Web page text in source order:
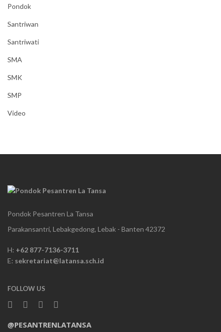
Pondok
Santriwan
Santriwati
SMA
SMK
SMP
Video
Pondok Pesantren La Tansa
Parakansantri, Lebakgedong, Lebak - Banten 42372
H: +62 877-7136-3711
E: sekretariat@latansa.sch.id
FOLLOW US
@PESANTRENLATANSA